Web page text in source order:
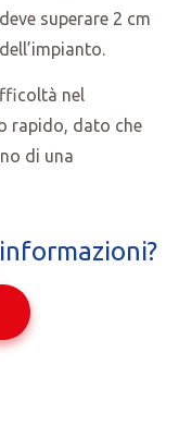
superare 2 cm
nel
rapido, dato che
di una